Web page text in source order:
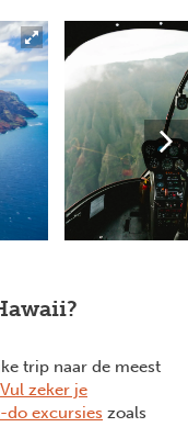
trip naar de meest
Vul zeker je
do excursies zoals
Next